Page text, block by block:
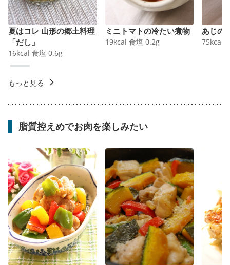
夏はコレ 山形の郷土料理
「だし」
16kcal 食塩 0.6g
ミニトマトの冷たい煮物
19kcal 食塩 0.2g
あじの
75kcal
もっと見る
脂質控えめでお肉を楽しみたい